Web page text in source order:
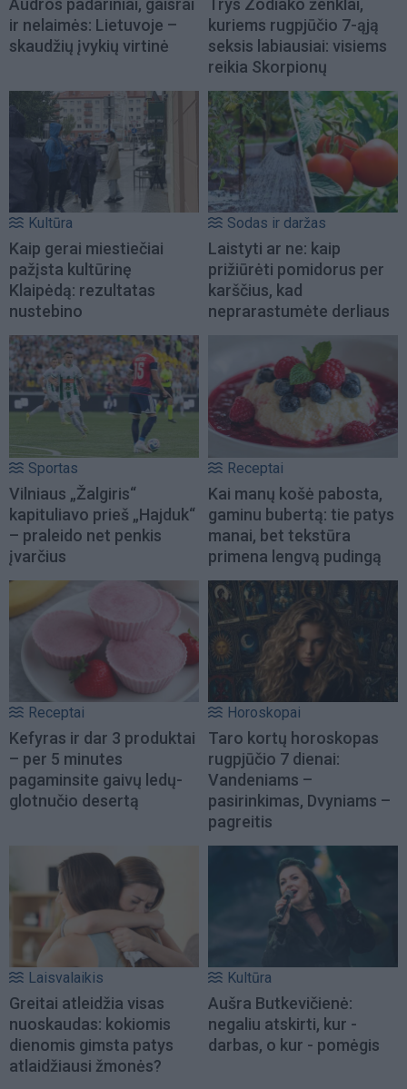
Audros padariniai, gaisrai
ir nelaimės: Lietuvoje –
skaudžių įvykių virtinė
Trys Zodiako ženklai,
kuriems rugpjūčio 7-ąją
seksis labiausiai: visiems
reikia Skorpionų
Kultūra
Kaip gerai miestiečiai
pažįsta kultūrinę
Klaipėdą: rezultatas
nustebino
Sodas ir daržas
Laistyti ar ne: kaip
prižiūrėti pomidorus per
karščius, kad
neprarastumėte derliaus
Sportas
Vilniaus „Žalgiris“
kapituliavo prieš „Hajduk“
– praleido net penkis
įvarčius
Receptai
Kai manų košė pabosta,
gaminu bubertą: tie patys
manai, bet tekstūra
primena lengvą pudingą
Receptai
Kefyras ir dar 3 produktai
– per 5 minutes
pagaminsite gaivų ledų-
glotnučio desertą
Horoskopai
Taro kortų horoskopas
rugpjūčio 7 dienai:
Vandeniams –
pasirinkimas, Dvyniams –
pagreitis
Laisvalaikis
Greitai atleidžia visas
nuoskaudas: kokiomis
dienomis gimsta patys
atlaidžiausi žmonės?
Kultūra
Aušra Butkevičienė:
negaliu atskirti, kur -
darbas, o kur - pomėgis